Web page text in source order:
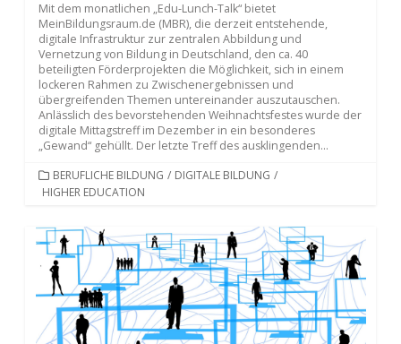
Mit dem monatlichen „Edu-Lunch-Talk“ bietet
MeinBildungsraum.de (MBR), die derzeit entstehende,
digitale Infrastruktur zur zentralen Abbildung und
Vernetzung von Bildung in Deutschland, den ca. 40
beteiligten Förderprojekten die Möglichkeit, sich in einem
lockeren Rahmen zu Zwischenergebnissen und
übergreifenden Themen untereinander auszutauschen.
Anlässlich des bevorstehenden Weihnachtsfestes wurde der
digitale Mittagstreff im Dezember in ein besonderes
„Gewand“ gehüllt. Der letzte Treff des ausklingenden...
KATEGORIEN
BERUFLICHE BILDUNG / DIGITALE BILDUNG /
HIGHER EDUCATION